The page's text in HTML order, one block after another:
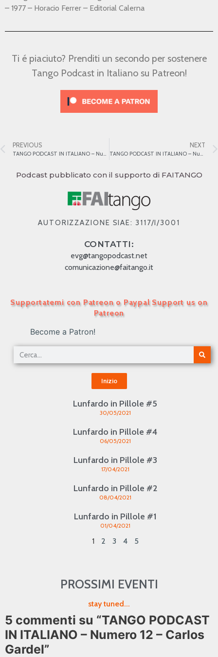
– 1977 – Horacio Ferrer – Editorial Calerna
Ti é piaciuto? Prenditi un secondo per sostenere
Tango Podcast in Italiano su Patreon!
PREVIOUS
TANGO PODCAST IN ITALIANO – Numero 11 – La Cumparsita
NEXT
TANGO PODCAST IN ITALIANO – Numero 13 – Carlos Gardel 2
Podcast pubblicato con il supporto di FAITANGO
AUTORIZZAZIONE SIAE: 3117/I/3001
CONTATTI:
evg@tangopodcast.net
comunicazione@faitango.it
Supportatemi con Patreon o Paypal Support us on
Patreon
Become a Patron!
Inizio
Lunfardo in Pillole #5
30/05/2021
Lunfardo in Pillole #4
06/05/2021
Lunfardo in Pillole #3
17/04/2021
Lunfardo in Pillole #2
08/04/2021
Lunfardo in Pillole #1
01/04/2021
1 2 3 4 5
PROSSIMI EVENTI
stay tuned...
5 commenti su “TANGO PODCAST
IN ITALIANO – Numero 12 – Carlos
Gardel”